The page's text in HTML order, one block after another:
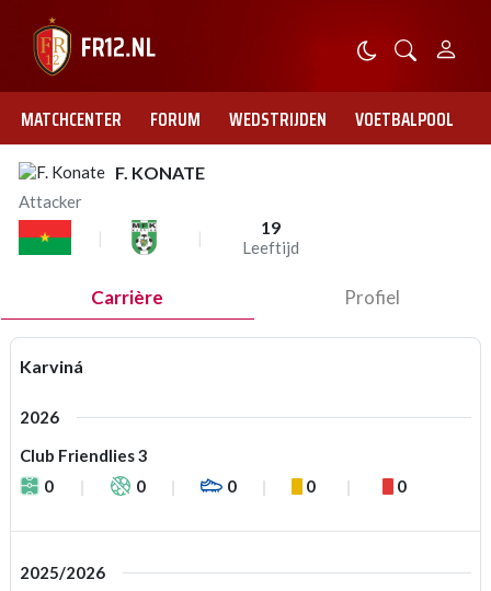
MATCHCENTER FORUM WEDSTRIJDEN VOETBALPOOL
F. KONATE
Attacker
19
Leeftijd
Carrière Profiel
Karviná
2026
Club Friendlies 3
0
0 0 0 0
2025/2026